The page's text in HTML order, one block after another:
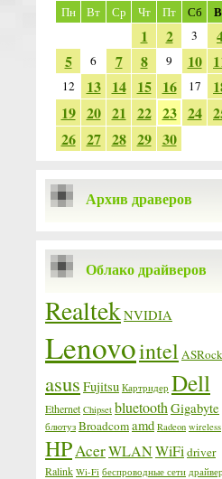
Пн
Вт Ср Чт Пт Сб
1 2 3
5
6 7 8 9 10
12 13 14 15 16 17
19 20 21 22 23 24
26 27 28 29 30
Архив драверов
Облако драйверов
RealtekNVIDIA
Lenovointel ASRock
asus Fujitsu Картридер Dell
Ethernet Chipset bluetooth Gigabyte
блютуз Broadcomamd Radeon wireless
HPAcerWLANWiFi driver
Ralink Wi-Fi беспроводные сети драйвер